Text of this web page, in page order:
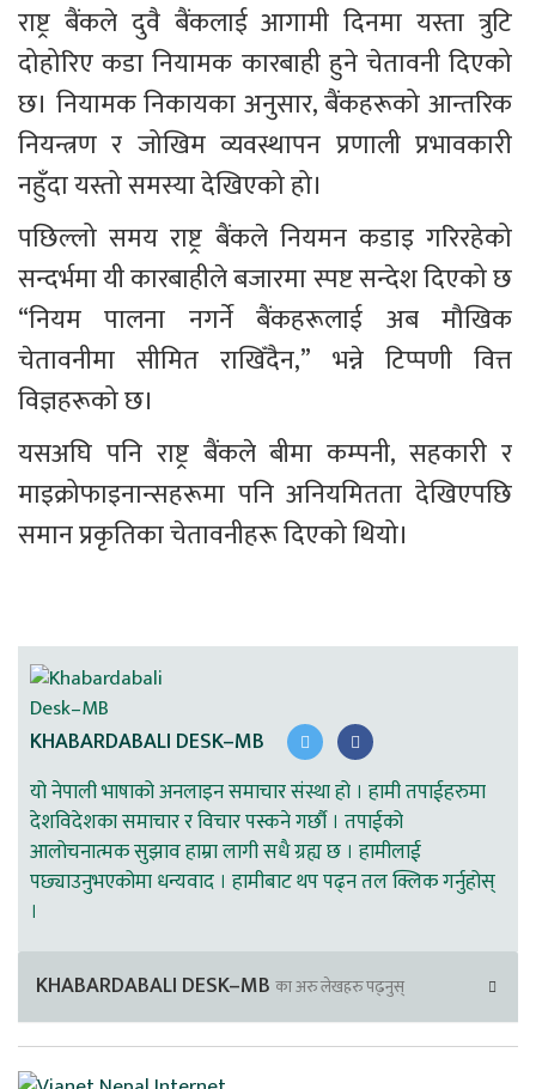
राष्ट्र बैंकले दुवै बैंकलाई आगामी दिनमा यस्ता त्रुटि
दोहोरिए कडा नियामक कारबाही हुने चेतावनी दिएको
छ। नियामक निकायका अनुसार, बैंकहरूको आन्तरिक
नियन्त्रण र जोखिम व्यवस्थापन प्रणाली प्रभावकारी
नहुँदा यस्तो समस्या देखिएको हो।
पछिल्लो समय राष्ट्र बैंकले नियमन कडाइ गरिरहेको
सन्दर्भमा यी कारबाहीले बजारमा स्पष्ट सन्देश दिएको छ
“नियम पालना नगर्ने बैंकहरूलाई अब मौखिक
चेतावनीमा सीमित राखिँदैन,” भन्ने टिप्पणी वित्त
विज्ञहरूको छ।
यसअघि पनि राष्ट्र बैंकले बीमा कम्पनी, सहकारी र
माइक्रोफाइनान्सहरूमा पनि अनियमितता देखिएपछि
समान प्रकृतिका चेतावनीहरू दिएको थियो।
KHABARDABALI DESK–MB
यो नेपाली भाषाको अनलाइन समाचार संस्था हो । हामी तपाईहरुमा
देशविदेशका समाचार र विचार पस्कने गर्छौ । तपाईको
आलोचनात्मक सुझाव हाम्रा लागी सधै ग्रह्य छ । हामीलाई
पछ्याउनुभएकोमा धन्यवाद । हामीबाट थप पढ्न तल क्लिक गर्नुहोस्
।
KHABARDABALI DESK–MB का अरु लेखहरु पढ्नुस्